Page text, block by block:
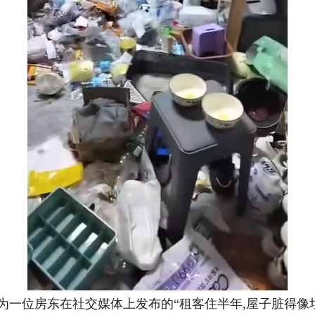
房东在社交媒体上发布的“租客住半年,屋子脏得像